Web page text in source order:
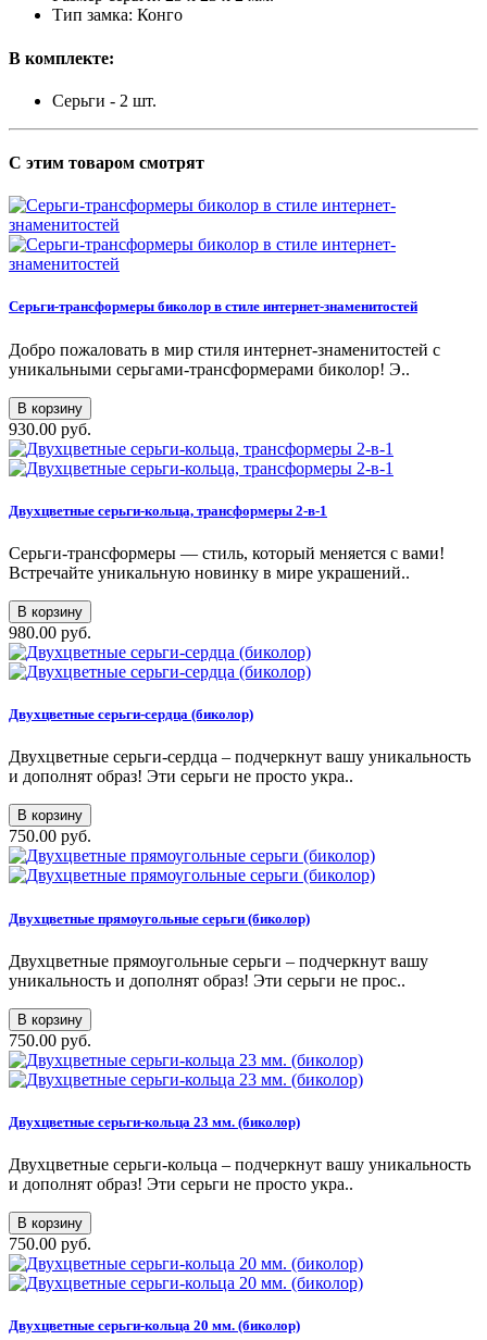
Тип замка: Конго
В комплекте:
Серьги - 2 шт.
С этим товаром смотрят
Серьги-трансформеры биколор в стиле интернет-знаменитостей
Добро пожаловать в мир стиля интернет-знаменитостей с
уникальными серьгами-трансформерами биколор! Э..
В корзину
930.00 руб.
Двухцветные серьги-кольца, трансформеры 2-в-1
Серьги-трансформеры — стиль, который меняется с вами!
Встречайте уникальную новинку в мире украшений..
В корзину
980.00 руб.
Двухцветные серьги-сердца (биколор)
Двухцветные серьги-сердца – подчеркнут вашу уникальность
и дополнят образ! Эти серьги не просто укра..
В корзину
750.00 руб.
Двухцветные прямоугольные серьги (биколор)
Двухцветные прямоугольные серьги – подчеркнут вашу
уникальность и дополнят образ! Эти серьги не прос..
В корзину
750.00 руб.
Двухцветные серьги-кольца 23 мм. (биколор)
Двухцветные серьги-кольца – подчеркнут вашу уникальность
и дополнят образ! Эти серьги не просто укра..
В корзину
750.00 руб.
Двухцветные серьги-кольца 20 мм. (биколор)